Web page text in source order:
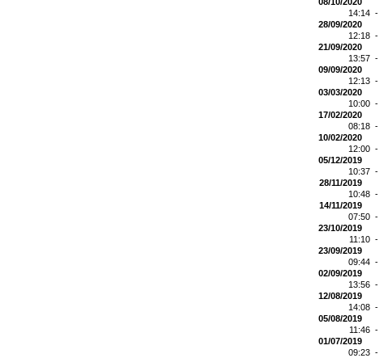
14:14 -
28/09/2020
12:18 -
21/09/2020
13:57 -
09/09/2020
12:13 -
03/03/2020
10:00 -
17/02/2020
08:18 -
10/02/2020
12:00 -
05/12/2019
10:37 -
28/11/2019
10:48 -
14/11/2019
07:50 -
23/10/2019
11:10 -
23/09/2019
09:44 -
02/09/2019
13:56 -
12/08/2019
14:08 -
05/08/2019
11:46 -
01/07/2019
09:23 -